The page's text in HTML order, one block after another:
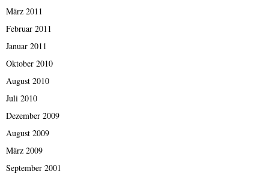
März 2011
Februar 2011
Januar 2011
Oktober 2010
August 2010
Juli 2010
Dezember 2009
August 2009
März 2009
September 2001